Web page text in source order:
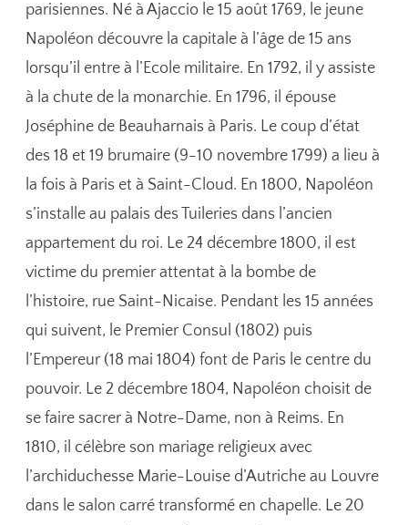
parisiennes. Né à Ajaccio le 15 août 1769, le jeune
Napoléon découvre la capitale à l’âge de 15 ans
lorsqu’il entre à l’Ecole militaire. En 1792, il y assiste
à la chute de la monarchie. En 1796, il épouse
Joséphine de Beauharnais à Paris. Le coup d’état
des 18 et 19 brumaire (9-10 novembre 1799) a lieu à
la fois à Paris et à Saint-Cloud. En 1800, Napoléon
s’installe au palais des Tuileries dans l’ancien
appartement du roi. Le 24 décembre 1800, il est
victime du premier attentat à la bombe de
l’histoire, rue Saint-Nicaise. Pendant les 15 années
qui suivent, le Premier Consul (1802) puis
l’Empereur (18 mai 1804) font de Paris le centre du
pouvoir. Le 2 décembre 1804, Napoléon choisit de
se faire sacrer à Notre-Dame, non à Reims. En
1810, il célèbre son mariage religieux avec
l’archiduchesse Marie-Louise d’Autriche au Louvre
dans le salon carré transformé en chapelle. Le 20